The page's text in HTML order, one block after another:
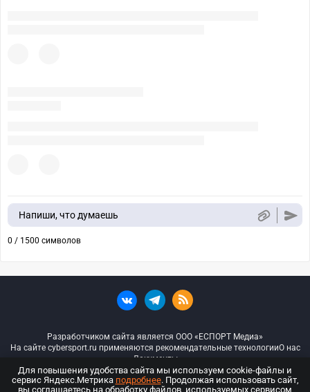
Напиши, что думаешь
0 / 1500 символов
Разработчиком сайта является ООО «ЕСПОРТ Медиа»
На сайте cybersport.ru применяются рекомендательные технологииО нас
Документы
© ООО «Киберспорт.ру» — Все права защищены
Для повышения удобства сайта мы используем cookie-файлы и
сервис Яндекс.Метрика подробнее. Продолжая использовать сайт,
вы соглашаетесь на обработку файлов, используемых сервисом